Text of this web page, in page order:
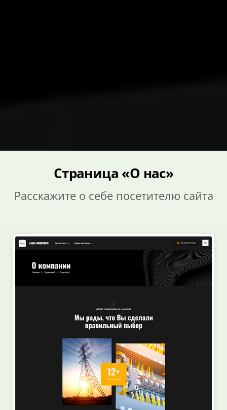
Страница «О нас»
Расскажите о себе посетителю сайта